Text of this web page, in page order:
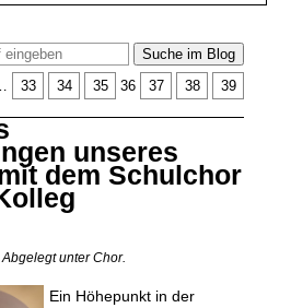
Suche im Blog
33 34 35 36 37 38 39
unseres
dem Schulchor
Abgelegt unter Chor.
Ein Höhepunkt in der